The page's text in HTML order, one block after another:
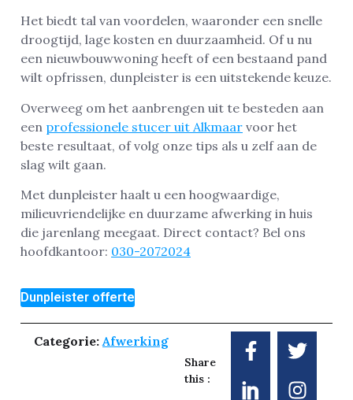
Het biedt tal van voordelen, waaronder een snelle
droogtijd, lage kosten en duurzaamheid. Of u nu
een nieuwbouwwoning heeft of een bestaand pand
wilt opfrissen, dunpleister is een uitstekende keuze.
Overweeg om het aanbrengen uit te besteden aan
een professionele stucer uit Alkmaar voor het
beste resultaat, of volg onze tips als u zelf aan de
slag wilt gaan.
Met dunpleister haalt u een hoogwaardige,
milieuvriendelijke en duurzame afwerking in huis
die jarenlang meegaat. Direct contact? Bel ons
hoofdkantoor: 030-2072024
Dunpleister offerte
Categorie: Afwerking
Share
this :